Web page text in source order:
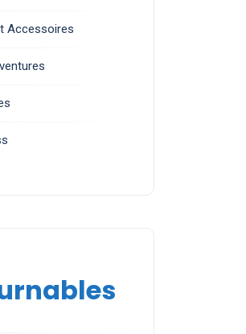
Accessoires